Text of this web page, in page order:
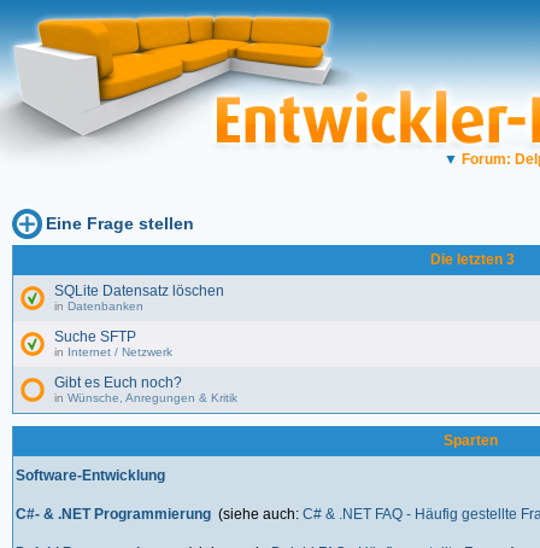
▼ Forum:
Eine Frage stellen
Die letzten 3
SQLite Datensatz löschen
in Datenbanken
Suche SFTP
in Internet / Netzwerk
Gibt es Euch noch?
in Wünsche, Anregungen & Kritik
Sparten
Software-Entwicklung
C#- & .NET Programmierung (siehe auch: C# & .NET FAQ - Häufig gestellte